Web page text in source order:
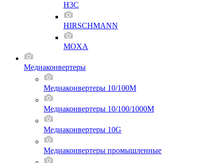
H3C
HIRSCHMANN
MOXA
Медиаконвертеры
Медиаконвертеры 10/100M
Медиаконвертеры 10/100/1000M
Медиаконвертеры 10G
Медиаконвертеры промышленные